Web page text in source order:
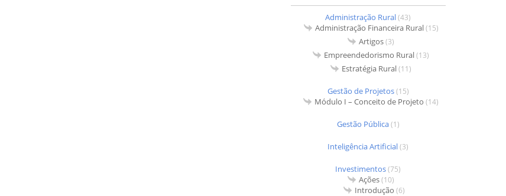
Administração Rural(43)
Administração Financeira Rural(15)
Artigos(3)
Empreendedorismo Rural(13)
Estratégia Rural(11)
Gestão de Projetos(15)
Módulo I – Conceito de Projeto (14)
Gestão Pública(1)
Inteligência Artificial(3)
Investimentos(75)
Ações(10)
Introdução (6)